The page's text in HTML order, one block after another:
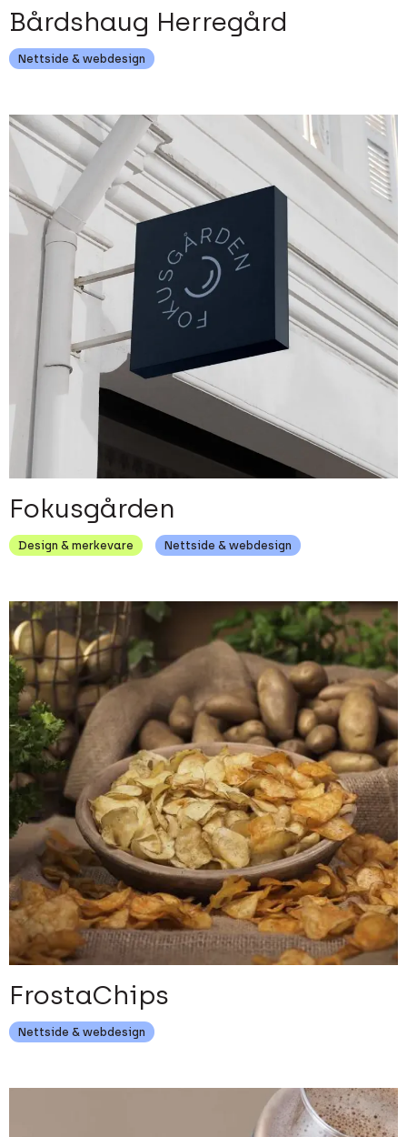
Bårdshaug Herregård
Nettside & webdesign
Fokusgården
Design & merkevare Nettside & webdesign
FrostaChips
Nettside & webdesign